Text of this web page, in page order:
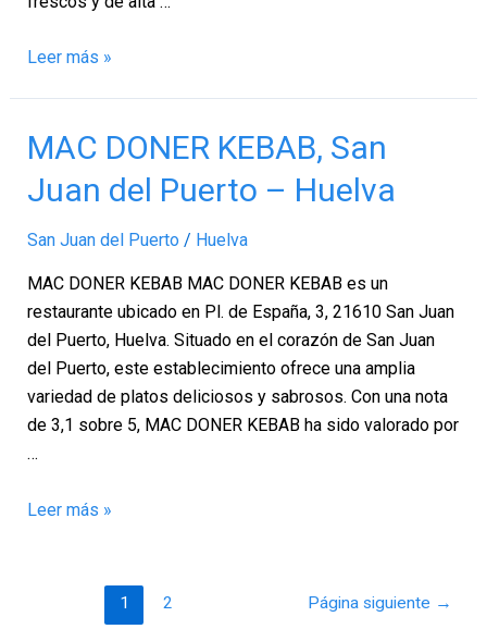
Leer más »
MAC DONER KEBAB, San
Juan del Puerto – Huelva
San Juan del Puerto/ Huelva
MAC DONER KEBAB MAC DONER KEBAB es un
restaurante ubicado en Pl. de España, 3, 21610 San Juan
del Puerto, Huelva. Situado en el corazón de San Juan
del Puerto, este establecimiento ofrece una amplia
variedad de platos deliciosos y sabrosos. Con una nota
de 3,1 sobre 5, MAC DONER KEBAB ha sido valorado por
…
MAC
KEBAB,
Juan
del
Puerto
–
Huelva
Leer más »
1 2 Página siguiente →